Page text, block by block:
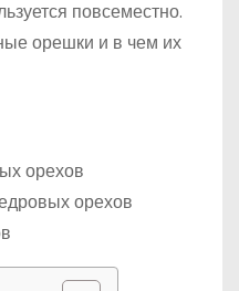
повсеместно.
орешки и в чем их
орехов
орехов